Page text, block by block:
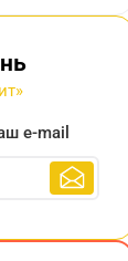
e-mail